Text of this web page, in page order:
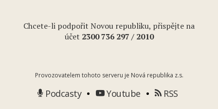
Chcete-li podpořit Novou republiku, přispějte na
účet 2300 736 297 / 2010
Provozovatelem tohoto serveru je Nová republika z.s.
Podcasty Youtube RSS